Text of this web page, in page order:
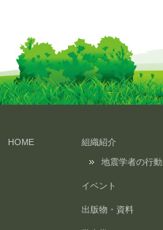
HOME 組織紹介
地震学者の行
イベント
出版物・資料